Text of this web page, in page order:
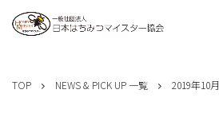
TOP NEWS & PICK UP 一覧 2019年10月